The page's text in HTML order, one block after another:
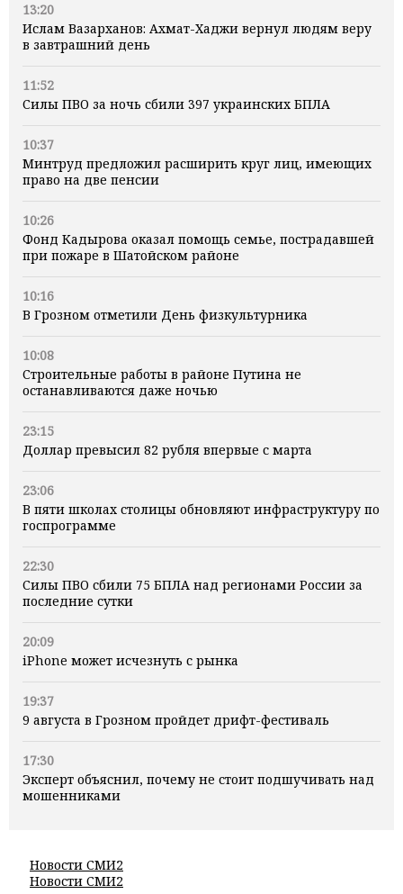
13:20
Ислам Вазарханов: Ахмат-Хаджи вернул людям веру
в завтрашний день
11:52
Силы ПВО за ночь сбили 397 украинских БПЛА
10:37
Минтруд предложил расширить круг лиц, имеющих
право на две пенсии
10:26
Фонд Кадырова оказал помощь семье, пострадавшей
при пожаре в Шатойском районе
10:16
В Грозном отметили День физкультурника
10:08
Строительные работы в районе Путина не
останавливаются даже ночью
23:15
Доллар превысил 82 рубля впервые с марта
23:06
В пяти школах столицы обновляют инфраструктуру по
госпрограмме
22:30
Силы ПВО сбили 75 БПЛА над регионами России за
последние сутки
20:09
iPhone может исчезнуть с рынка
19:37
9 августа в Грозном пройдет дрифт-фестиваль
17:30
Эксперт объяснил, почему не стоит подшучивать над
мошенниками
Новости СМИ2
Новости СМИ2